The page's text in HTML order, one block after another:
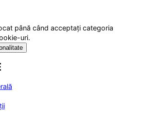
până când acceptați categoria
uri.